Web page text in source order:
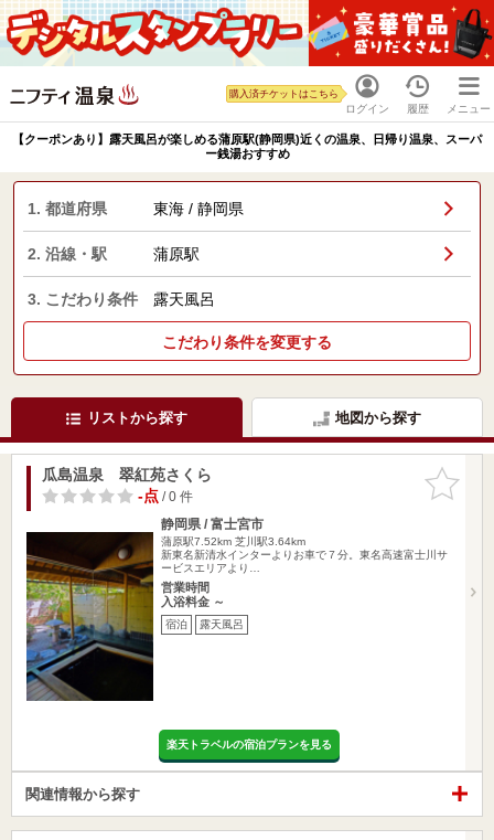
ログイン
購入済チケットはこちら
履歴 メニュー
【クーポンあり】露天風呂が楽しめる蒲原駅(静岡県)近くの温泉、日帰り温泉、スーパ
ー銭湯おすすめ
1. 都道府県 東海 / 静岡県
2. 沿線・駅 蒲原駅
3. こだわり条件 露天風呂
こだわり条件を変更する
リストから探す 地図から探す
お気に入
りに追加
瓜島温泉 翠紅苑さくら
-点/ 0 件
静岡県 / 富士宮市
蒲原駅7.52km 芝川駅3.64km
新東名新清水インターよりお車で７分。東名高速富士川サ
ービスエリアより…
営業時間
入浴料金 ～
宿泊 露天風呂
楽天トラベルの宿泊プランを見る
関連情報から探す